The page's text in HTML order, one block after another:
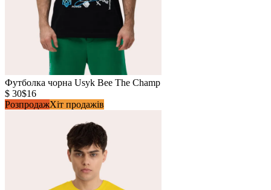
Футболка чорна Usyk Bee The Champ
$ 30$16
РозпродажХіт продажів